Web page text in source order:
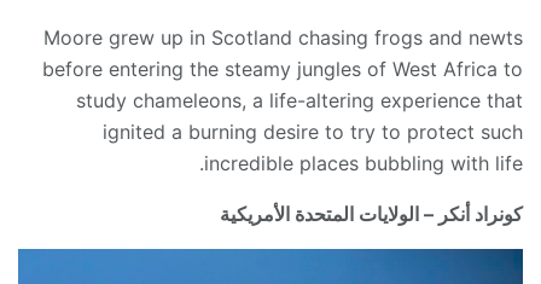
Moore grew up in Scotland chasing frogs and newts
before entering the steamy jungles of West Africa to
study chameleons, a life-altering experience that
ignited a burning desire to try to protect such
incredible places bubbling with life.
كونراد أنكر – الولايات المتحدة الأمريكية